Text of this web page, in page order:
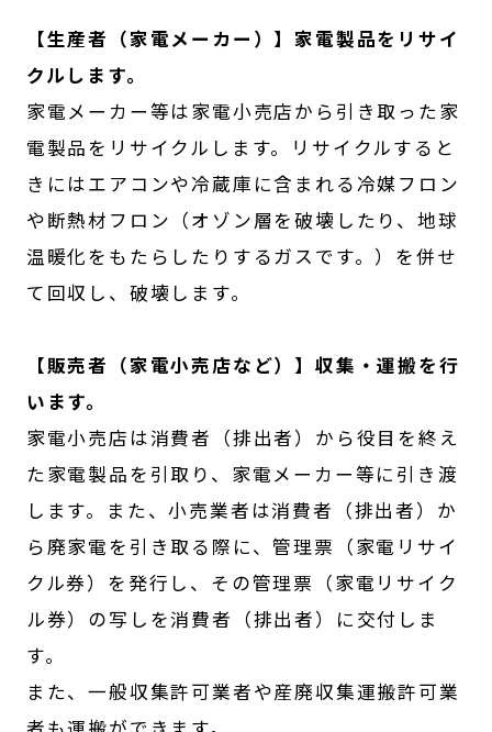
【生産者（家電メーカー）】家電製品をリサイ
クルします。
家電メーカー等は家電小売店から引き取った家
電製品をリサイクルします。リサイクルすると
きにはエアコンや冷蔵庫に含まれる冷媒フロン
や断熱材フロン（オゾン層を破壊したり、地球
温暖化をもたらしたりするガスです。）を併せ
て回収し、破壊します。
【販売者（家電小売店など）】収集・運搬を行
います。
家電小売店は消費者（排出者）から役目を終え
た家電製品を引取り、家電メーカー等に引き渡
します。また、小売業者は消費者（排出者）か
ら廃家電を引き取る際に、管理票（家電リサイ
クル券）を発行し、その管理票（家電リサイク
ル券）の写しを消費者（排出者）に交付しま
す。
また、一般収集許可業者や産廃収集運搬許可業